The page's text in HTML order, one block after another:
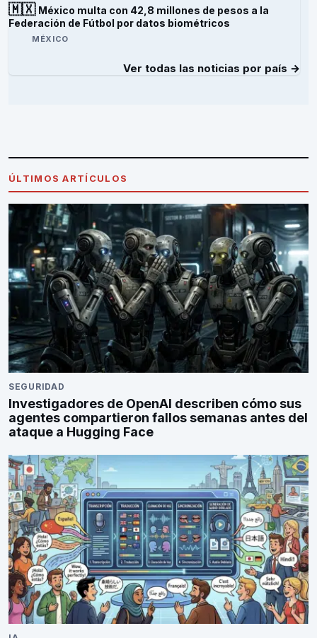
🇲🇽 México multa con 42,8 millones de pesos a la
Federación de Fútbol por datos biométricos
MÉXICO
Ver todas las noticias por país →
ÚLTIMOS ARTÍCULOS
SEGURIDAD
Investigadores de OpenAI describen cómo sus
agentes compartieron fallos semanas antes del
ataque a Hugging Face